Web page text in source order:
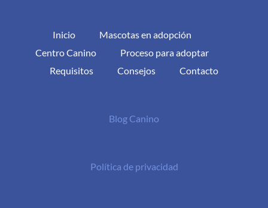
Inicio
Mascotas en adopción
Centro Canino
Proceso para adoptar
Requisitos
Consejos Contacto
Blog Canino
Política de privacidad